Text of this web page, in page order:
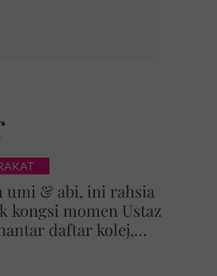
umi & abi, ini rahsia
kongsi momen Ustaz
daftar kolej,
sebak!